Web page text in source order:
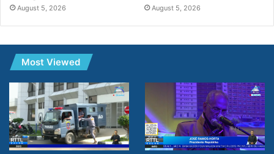
August 5, 2026 August 5, 2026
Most Viewed